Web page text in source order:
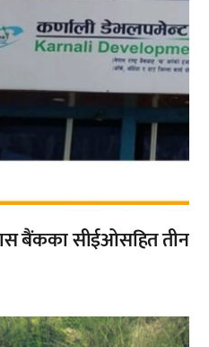
बैंकका सीईओसहित तीन